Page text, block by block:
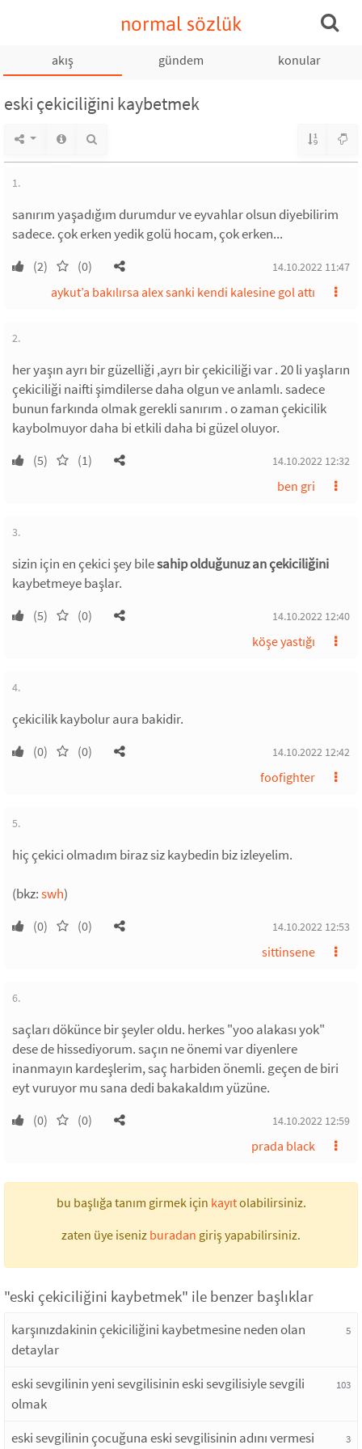
normal sözlük
akış gündem konular
eski çekiciliğini kaybetmek
1.
sanırım yaşadığım durumdur ve eyvahlar olsun diyebilirim
sadece. çok erken yedik golü hocam, çok erken...
(2) (0) 14.10.2022 11:47
aykut’a bakılırsa alex sanki kendi kalesine gol attı
2.
her yaşın ayrı bir güzelliği ,ayrı bir çekiciliği var . 20 li yaşların
çekiciliği naifti şimdilerse daha olgun ve anlamlı. sadece
bunun farkında olmak gerekli sanırım . o zaman çekicilik
kaybolmuyor daha bi etkili daha bi güzel oluyor.
(5) (1) 14.10.2022 12:32
ben gri
3.
sizin için en çekici şey bilesahip olduğunuz an çekiciliğini
kaybetmeye başlar.
(5) (0) 14.10.2022 12:40
köşe yastığı
4.
çekicilik kaybolur aura bakidir.
(0) (0) 14.10.2022 12:42
foofighter
5.
hiç çekici olmadım biraz siz kaybedin biz izleyelim.
(bkz:swh)
(0) (0) 14.10.2022 12:53
sittinsene
6.
saçları dökünce bir şeyler oldu. herkes "yoo alakası yok"
dese de hissediyorum. saçın ne önemi var diyenlere
inanmayın kardeşlerim, saç harbiden önemli. geçen de biri
eyt vuruyor mu sana dedi bakakaldım yüzüne.
(0) (0) 14.10.2022 12:59
prada black
bu başlığa tanım girmek için kayıtolabilirsiniz.
zaten üye iseniz buradan giriş yapabilirsiniz.
"eski çekiciliğini kaybetmek" ile benzer başlıklar
karşınızdakinin çekiciliğini kaybetmesine neden olan
detaylar
5
eski sevgilinin yeni sevgilisinin eski sevgilisiyle sevgili
olmak
103
eski sevgilinin çocuğuna eski sevgilisinin adını vermesi 3